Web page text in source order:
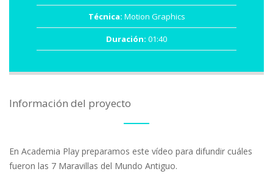
Técnica: Motion Graphics
Duración: 01:40
Información del proyecto
En Academia Play preparamos este vídeo para difundir cuáles
fueron las 7 Maravillas del Mundo Antiguo.